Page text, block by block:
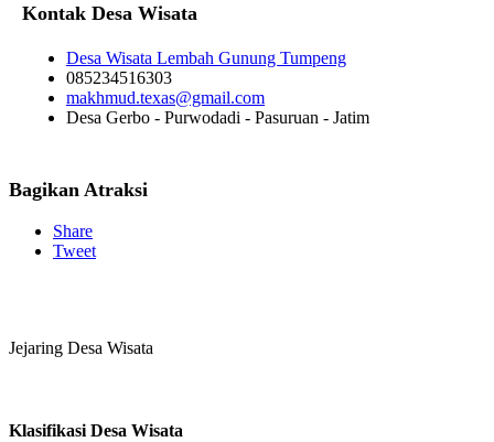
Kontak Desa Wisata
Desa Wisata Lembah Gunung Tumpeng
085234516303
makhmud.texas@gmail.com
Desa Gerbo - Purwodadi - Pasuruan - Jatim
Bagikan Atraksi
Share
Tweet
Jejaring Desa Wisata
Klasifikasi Desa Wisata